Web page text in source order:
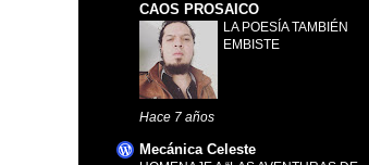
CAOS PROSAICO
LA POESÍA TAMBIÉN
EMBISTE
Hace 7 años
Mecánica Celeste